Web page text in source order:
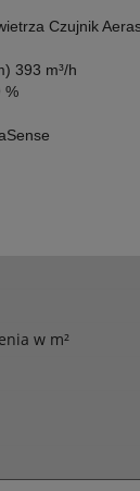
Winix Zero
Czujnik
393 m³/h
%
w m²